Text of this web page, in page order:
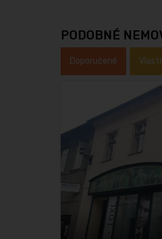
PODOBNÉ
Doporučené